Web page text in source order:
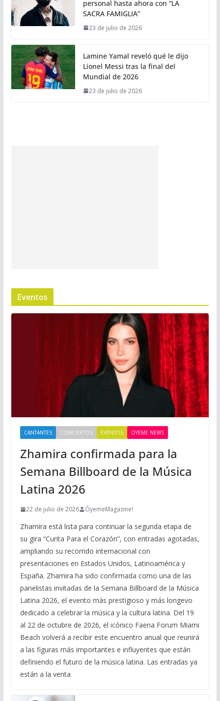
personal hasta ahora con “LA
SACRA FAMIGLIA”
23 de julio de 2026
Lamine Yamal reveló qué le dijo
Lionel Messi tras la final del
Mundial de 2026
23 de julio de 2026
Eventos
CANTANTES CONCIERTOS EVENTOS OYEME NEWS
Zhamira confirmada para la
Semana Billboard de la Música
Latina 2026
22 de julio de 2026 ÓyemeMagazine!
Zhamira está lista para continuar la segunda etapa de
su gira “Curita Para el Corazón”, con entradas agotadas,
ampliando su recorrido internacional con
presentaciones en Estados Unidos, Latinoamérica y
España. Zhamira ha sido confirmada como una de las
panelistas invitadas de la Semana Billboard de la Música
Latina 2026, el evento más prestigioso y más longevo
dedicado a celebrar la música y la cultura latina. Del 19
al 22 de octubre de 2026, el icónico Faena Forum Miami
Beach volverá a recibir este encuentro anual que reunirá
a las figuras más importantes e influyentes que están
definiendo el futuro de la música latina. Las entradas ya
están a la venta